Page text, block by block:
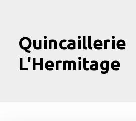
Quincaillerie
L'Hermitage